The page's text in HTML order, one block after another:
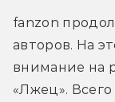
fanzon
авторов. На
внимание на
«Лжец».